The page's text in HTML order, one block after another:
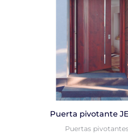
Puerta pivotante
Puertas